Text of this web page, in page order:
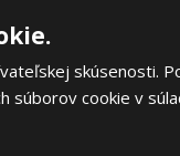
skúsenosti.
súborov cookie v